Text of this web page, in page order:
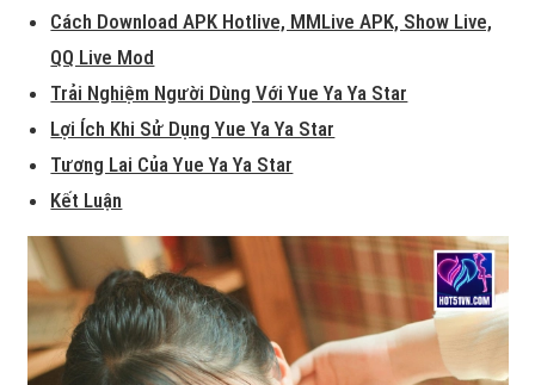
Cách Download APK Hotlive, MMLive APK, Show Live,
QQ Live Mod
Trải Nghiệm Người Dùng Với Yue Ya Ya Star
Lợi Ích Khi Sử Dụng Yue Ya Ya Star
Tương Lai Của Yue Ya Ya Star
Kết Luận